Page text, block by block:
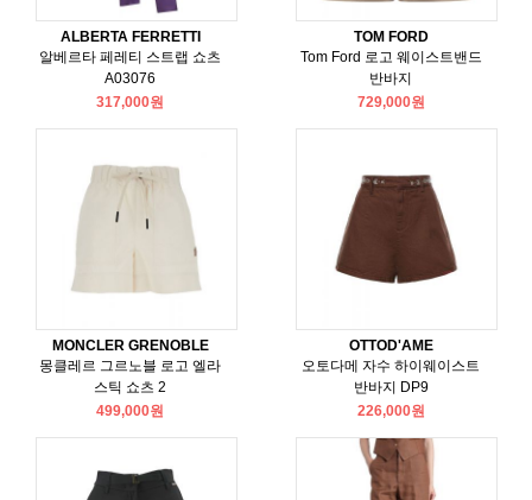
ALBERTA FERRETTI
알베르타 페레티 스트랩 쇼츠
A03076
317,000원
TOM FORD
Tom Ford 로고 웨이스트밴드
반바지
729,000원
MONCLER GRENOBLE
몽클레르 그르노블 로고 엘라
스틱 쇼츠 2
499,000원
OTTOD'AME
오토다메 자수 하이웨이스트
반바지 DP9
226,000원